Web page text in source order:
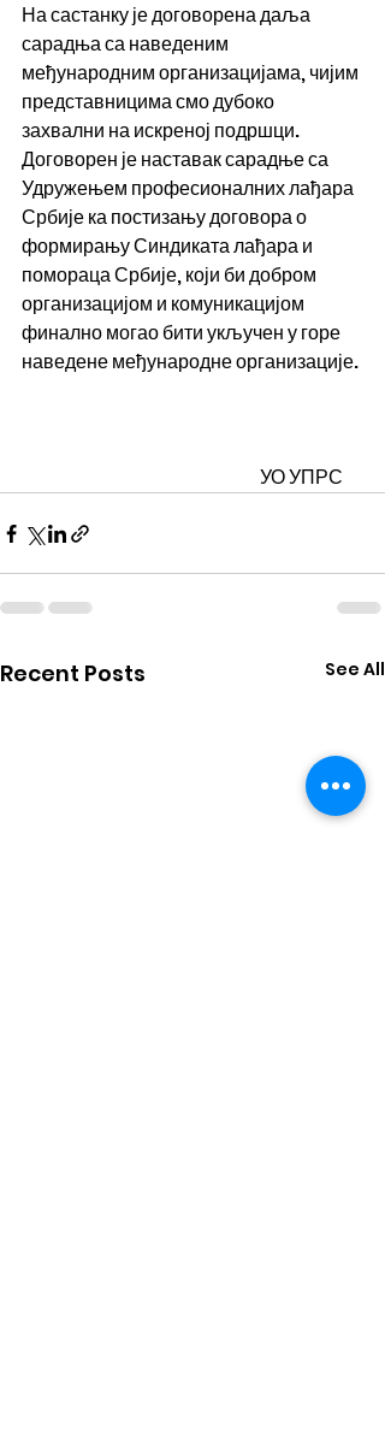
На састанку је договорена даља
сарадња са наведеним
међународним организацијама, чијим
представницима смо дубоко
захвални на искреној подршци.
Договорен је наставак сарадње са
Удружењем професионалних лађара
Србије ка постизању договора о
формирању Синдиката лађара и
помораца Србије, који би добром
организацијом и комуникацијом
финално могао бити укључен у горе
наведене међународне организације.
                                                                  УО УПРС
Recent Posts See All